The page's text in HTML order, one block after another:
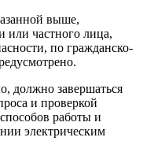
выше,
или частного лица,
по гражданско-
должно завершаться
и проверкой
работы и
электрическим